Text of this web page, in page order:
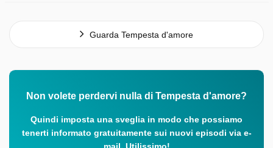
Guarda Tempesta d'amore
Non volete perdervi nulla di Tempesta d'amore?
Quindi imposta una sveglia in modo che possiamo
tenerti informato gratuitamente sui nuovi episodi via e-
mail. Utilissimo!